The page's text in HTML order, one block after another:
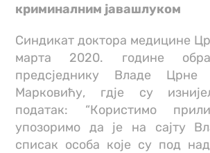
криминалним јавашлуком
Синдикат доктора медицине
марта 2020. године
предсједнику Владе
Марковићу, гдје су
податак: “Користимо
упозоримо да је на сајту
списак особа које су под